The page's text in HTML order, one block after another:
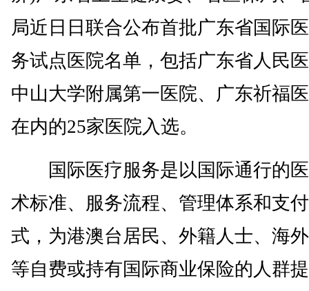
局近日日联合公布首批广东省国际
务试点医院名单，包括广东省人民
中山大学附属第一医院、广东祈福
在内的25家医院入选。
国际医疗服务是以国际通行的
术标准、服务流程、管理体系和支
式，为港澳台居民、外籍人士、海
等自费或持有国际商业保险的人群